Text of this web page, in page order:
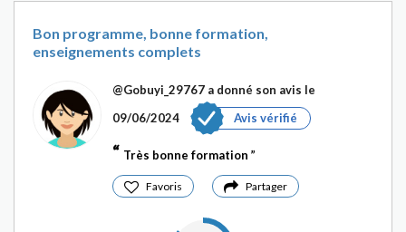
Bon programme, bonne formation,
enseignements complets
@Gobuyi_29767 a donné son avis le
09/06/2024
Avis vérifié
Très bonne formation
Favoris Partager